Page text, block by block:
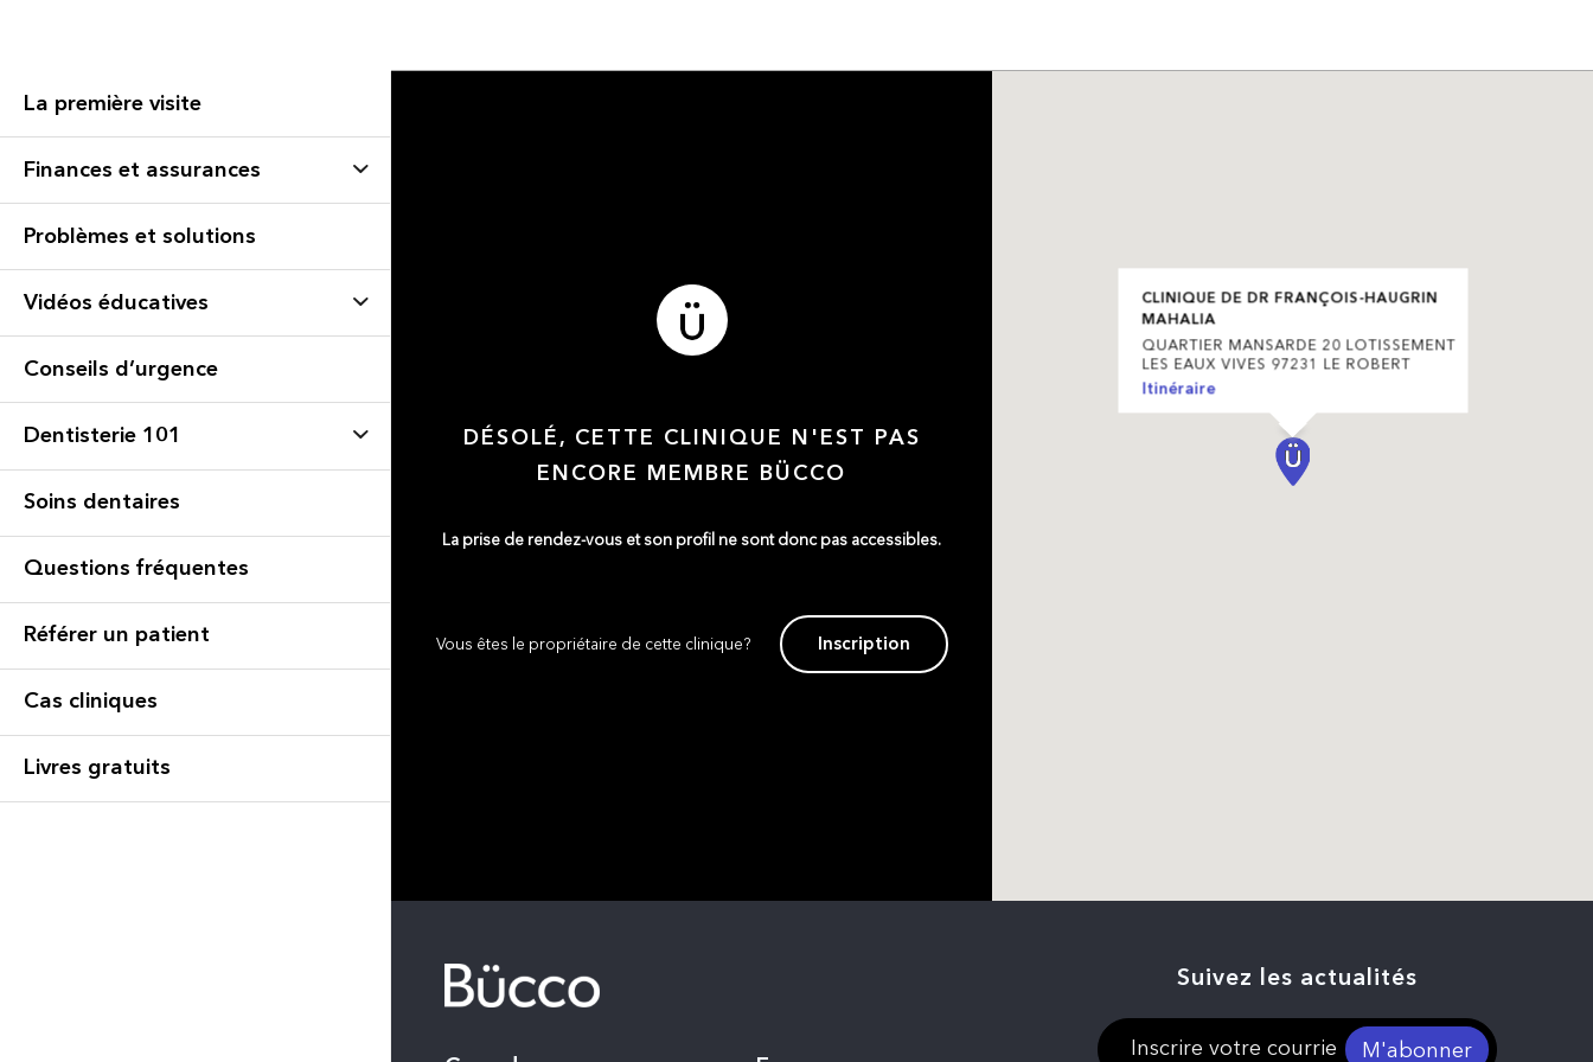
La première visite
Finances et assurances
Problèmes et solutions
Vidéos éducatives
Conseils d’urgence
Dentisterie 101
Soins dentaires
Questions fréquentes
Référer un patient
Cas cliniques
Livres gratuits
DÉSOLÉ, CETTE CLINIQUE N'EST PAS
ENCORE MEMBRE BÜCCO
La prise de rendez-vous et son profil ne sont donc pas accessibles.
Vous êtes le propriétaire de cette clinique? Inscription
CLINIQUE DE DR FRANÇOIS-HAUGRIN
MAHALIA
QUARTIER MANSARDE 20 LOTISSEMENT
LES EAUX VIVES 97231 LE ROBERT
Itinéraire
Suivez les actualités
M'abonner